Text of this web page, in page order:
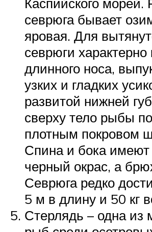
севрюга бывает
яровая. Для
севрюги
длинного носа,
узких и гладких
развитой нижней
сверху тело рыбы
плотным покровом
Спина и бока имеют
черный окрас, а
Севрюга редко
5 м в длину и 50 кг
Стерлядь – одна из